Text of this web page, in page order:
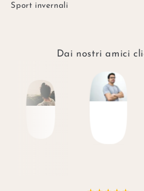
Sport invernali
Dai nostri amici